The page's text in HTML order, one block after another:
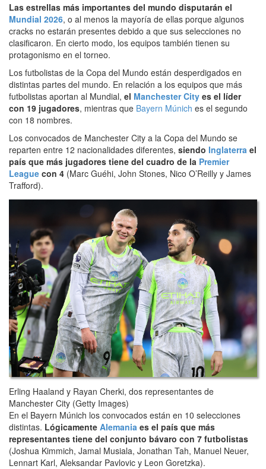
Las estrellas más importantes del mundo disputarán el
Mundial 2026, o al menos la mayoría de ellas porque algunos
cracks no estarán presentes debido a que sus selecciones no
clasificaron. En cierto modo, los equipos también tienen su
protagonismo en el torneo.
Los futbolistas de la Copa del Mundo están desperdigados en
distintas partes del mundo. En relación a los equipos que más
futbolistas aportan al Mundial, el Manchester City es el líder
con 19 jugadores, mientras que Bayern Múnich es el segundo
con 18 nombres.
Los convocados de Manchester City a la Copa del Mundo se
reparten entre 12 nacionalidades diferentes, siendo Inglaterra el
país que más jugadores tiene del cuadro de la Premier
League con 4 (Marc Guéhi, John Stones, Nico O’Reilly y James
Trafford).
Erling Haaland y Rayan Cherki, dos representantes de
Manchester City (Getty Images)
En el Bayern Múnich los convocados están en 10 selecciones
distintas. Lógicamente Alemania es el país que más
representantes tiene del conjunto bávaro con 7 futbolistas
(Joshua Kimmich, Jamal Musiala, Jonathan Tah, Manuel Neuer,
Lennart Karl, Aleksandar Pavlovic y Leon Goretzka).